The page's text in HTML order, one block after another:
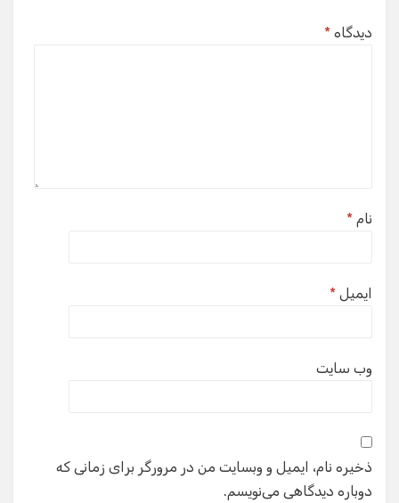
دیدگاه *
نام *
ایمیل *
وب‌ سایت
ذخیره نام، ایمیل و وبسایت من در مرورگر برای زمانی که
دوباره دیدگاهی می‌نویسم.